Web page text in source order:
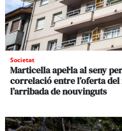
Societat
Marticella apel·la al seny
correlació entre l’oferta
l’arribada de nouvinguts